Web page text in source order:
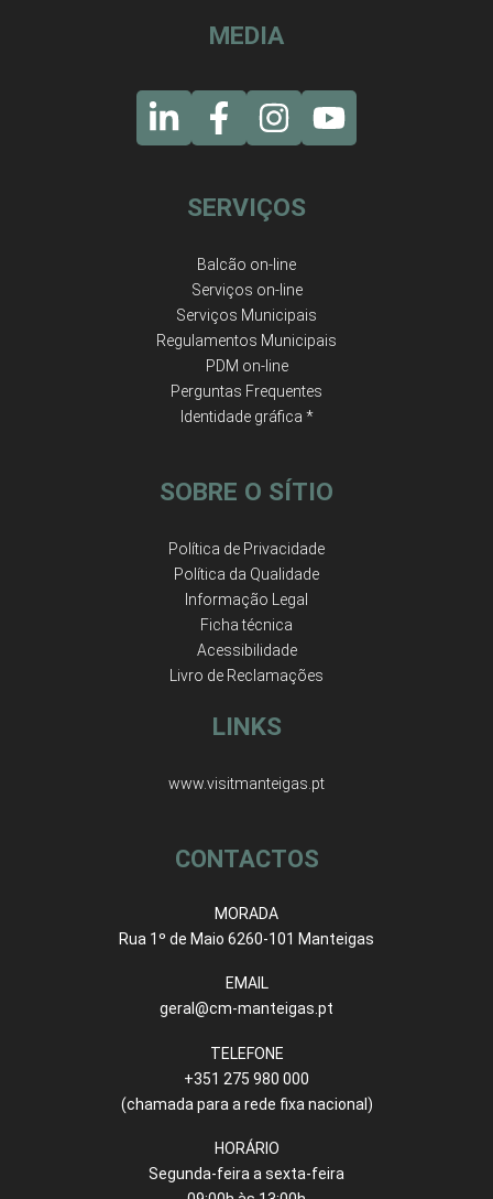
MEDIA
SERVIÇOS
Balcão on-line
Serviços on-line
Serviços Municipais
Regulamentos Municipais
PDM on-line
Perguntas Frequentes
Identidade gráfica *
SOBRE O SÍTIO
Política de Privacidade
Política da Qualidade
Informação Legal
Ficha técnica
Acessibilidade
Livro de Reclamações
LINKS
www.visitmanteigas.pt
CONTACTOS
MORADA
Rua 1º de Maio 6260-101 Manteigas
EMAIL
geral@cm-manteigas.pt
TELEFONE
+351 275 980 000
(chamada para a rede fixa nacional)
HORÁRIO
Segunda-feira a sexta-feira